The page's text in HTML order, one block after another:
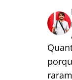
p
o
r